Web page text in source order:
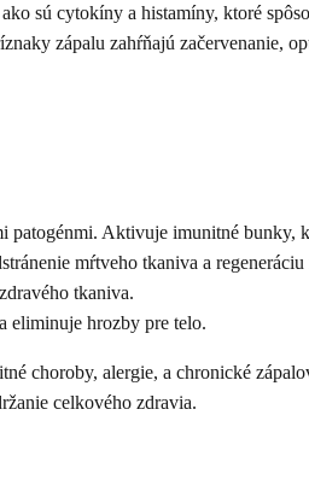
sú cytokíny a histamíny, ktoré
zápalu zahŕňajú začervenanie,
Aktivuje imunitné bunky,
mŕtveho tkaniva a regeneráciu
tkaniva.
eliminuje hrozby pre telo.
choroby, alergie, a chronické
celkového zdravia.